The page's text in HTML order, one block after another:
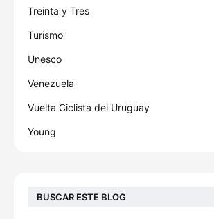
Treinta y Tres
Turismo
Unesco
Venezuela
Vuelta Ciclista del Uruguay
Young
BUSCAR ESTE BLOG